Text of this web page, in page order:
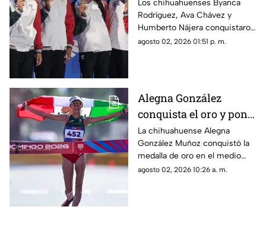
2026
Los chihuahuenses Byanca
Rodríguez, Ava Chávez y
Humberto Nájera conquistaron
tres medallas de oro en la
agosto 02, 2026 01:51 p. m.
Alegna González
conquista el oro y pone
en alto a Chihuahua en
Santo Domingo
La chihuahuense Alegna
González Muñoz conquistó la
medalla de oro en el medio
maratón de marcha de los
agosto 02, 2026 10:26 a. m.